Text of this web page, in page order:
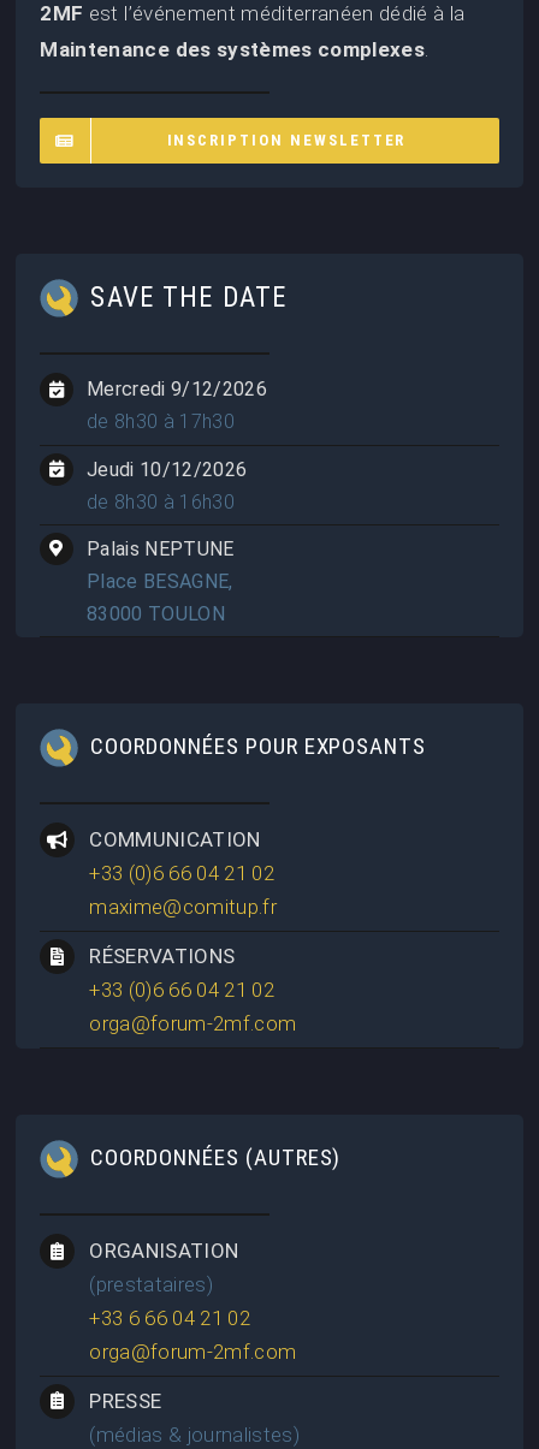
2MF est l’événement méditerranéen dédié à la
Maintenance des systèmes complexes.
INSCRIPTION NEWSLETTER
SAVE THE DATE
Mercredi 9/12/2026
de 8h30 à 17h30
Jeudi 10/12/2026
de 8h30 à 16h30
Palais NEPTUNE
Place BESAGNE,
83000 TOULON
COORDONNÉES POUR EXPOSANTS
COMMUNICATION
+33 (0)6 66 04 21 02
maxime@comitup.fr
RÉSERVATIONS
+33 (0)6 66 04 21 02
orga@forum-2mf.com
COORDONNÉES (AUTRES)
ORGANISATION
(prestataires)
+33 6 66 04 21 02
orga@forum-2mf.com
PRESSE
(médias & journalistes)